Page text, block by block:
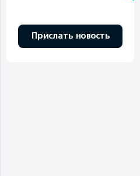
Прислать новость